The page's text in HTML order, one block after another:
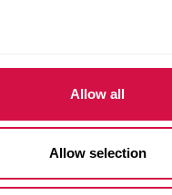
Allow all
Allow selection